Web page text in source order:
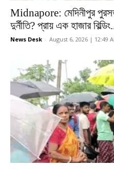
Midnapore: মেদিনীপুর
দুর্নীতি? প্রায় এক হাজার
News Desk - August 6, 2026 | 12:49